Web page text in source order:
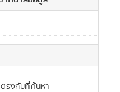
รงกับที่ค้นหา